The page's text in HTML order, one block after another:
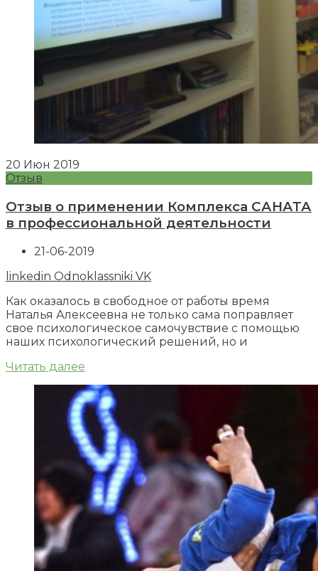
20 Июн 2019
Отзыв
Отзыв о применении Комплекса САНАТА
в профессиональной деятельности
21-06-2019
linkedin Odnoklassniki VK
Как оказалось в свободное от работы время
Наталья Алексеевна не только сама поправляет
свое психологическое самочувствие с помощью
наших психологический решений, но и
Читать далее